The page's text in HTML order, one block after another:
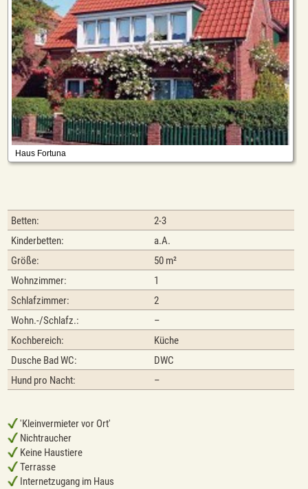
Betten:
2-3
Kinderbetten:
a.A.
Größe:
50 m²
Wohnzimmer:
1
Schlafzimmer:
2
Wohn.-/Schlafz.:
–
Kochbereich:
Küche
Dusche Bad WC:
DWC
Hund pro Nacht:
–
'Kleinvermieter vor Ort'
Nichtraucher
Keine Haustiere
Terrasse
Internetzugang im Haus